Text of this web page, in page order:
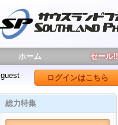
ホーム セール!!
guest ログインはこちら
総力特集